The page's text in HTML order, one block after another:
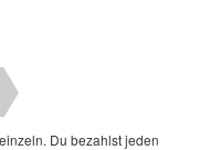
Du bezahlst jeden